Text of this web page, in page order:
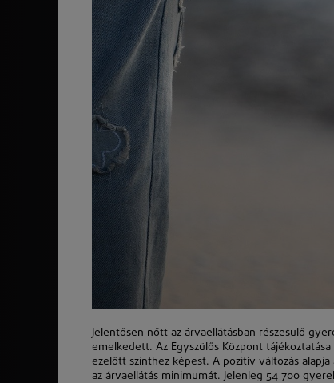
Jelentősen nőtt az árvaellátásban részesülő
emelkedett. Az Egyszülős Központ
ezelőtt szinthez képest. A pozitív változás
az árvaellátás minimumát. Jelenleg 54 700